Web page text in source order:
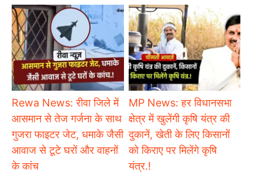
Rewa News: रीवा जिले में
आसमान से तेज गर्जना के साथ
गुजरा फाइटर जेट, धमाके जैसी
आवाज से टूटे घरों और वाहनों
के कांच
MP News: हर विधानसभा
क्षेत्र में खुलेंगी कृषि यंत्र की
दुकानें, खेती के लिए किसानों
को किराए पर मिलेंगे कृषि
यंत्र.!